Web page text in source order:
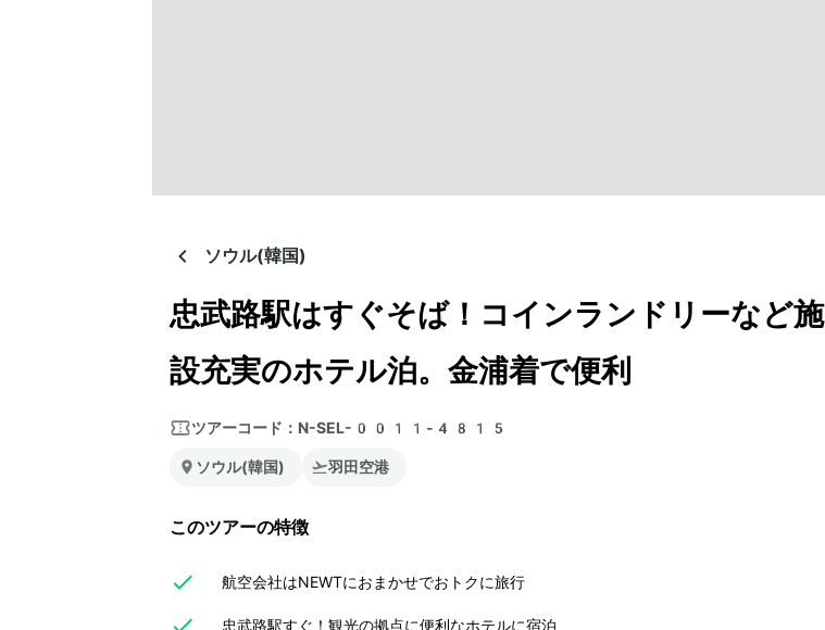
ソウル(韓国)
忠武路駅はすぐそば！コインランドリーなど施
設充実のホテル泊。金浦着で便利
ツアーコード： N-SEL-0011-4815
ソウル(韓国) 羽田空港
このツアーの特徴
航空会社はNEWTにおまかせでおトクに旅行
忠武路駅すぐ！観光の拠点に便利なホテルに宿泊